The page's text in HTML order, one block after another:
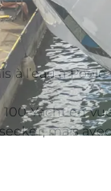
à l’eau à
Yacht en
mais